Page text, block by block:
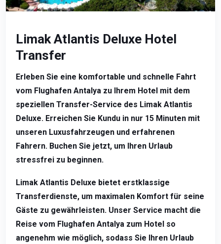
Limak Atlantis Deluxe Hotel
Transfer
Erleben Sie eine komfortable und schnelle Fahrt
vom Flughafen Antalya zu Ihrem Hotel mit dem
speziellen Transfer-Service des Limak Atlantis
Deluxe. Erreichen Sie Kundu in nur 15 Minuten mit
unseren Luxusfahrzeugen und erfahrenen
Fahrern. Buchen Sie jetzt, um Ihren Urlaub
stressfrei zu beginnen.
Limak Atlantis Deluxe bietet erstklassige
Transferdienste, um maximalen Komfort für seine
Gäste zu gewährleisten. Unser Service macht die
Reise vom Flughafen Antalya zum Hotel so
angenehm wie möglich, sodass Sie Ihren Urlaub